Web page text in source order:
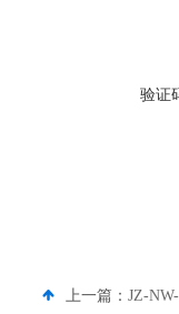
验证
上一篇： JZ-